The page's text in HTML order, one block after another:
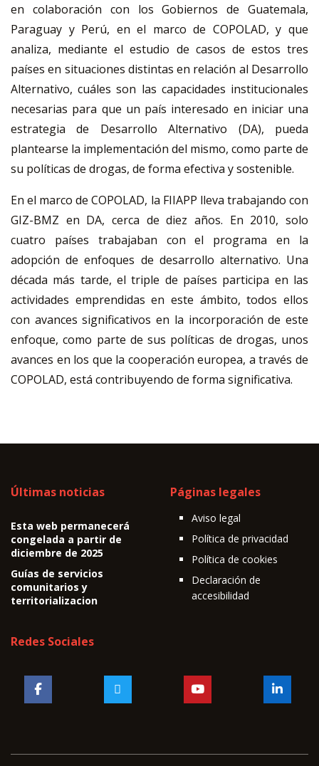
en colaboración con los Gobiernos de Guatemala,
Paraguay y Perú, en el marco de COPOLAD, y que
analiza, mediante el estudio de casos de estos tres
países en situaciones distintas en relación al Desarrollo
Alternativo, cuáles son las capacidades institucionales
necesarias para que un país interesado en iniciar una
estrategia de Desarrollo Alternativo (DA), pueda
plantearse la implementación del mismo, como parte de
su políticas de drogas, de forma efectiva y sostenible.
En el marco de COPOLAD, la FIIAPP lleva trabajando con
GIZ-BMZ en DA, cerca de diez años. En 2010, solo
cuatro países trabajaban con el programa en la
adopción de enfoques de desarrollo alternativo. Una
década más tarde, el triple de países participa en las
actividades emprendidas en este ámbito, todos ellos
con avances significativos en la incorporación de este
enfoque, como parte de sus políticas de drogas, unos
avances en los que la cooperación europea, a través de
COPOLAD, está contribuyendo de forma significativa.
Últimas noticias
Esta web permanecerá
congelada a partir de
diciembre de 2025
Guías de servicios
comunitarios y
territorializacion
Páginas legales
Aviso legal
Política de privacidad
Política de cookies
Declaración de
accesibilidad
Redes Sociales